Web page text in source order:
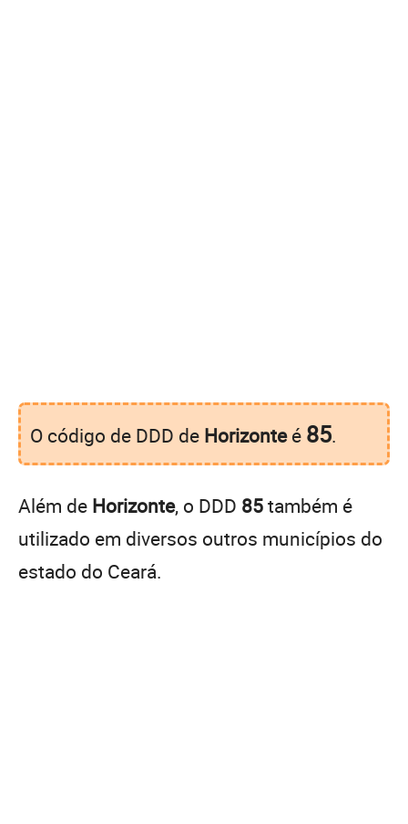
O código de DDD de Horizonteé 85.
Além de Horizonte, o DDD 85também é
utilizado em diversos outros municípios do
estado do Ceará.